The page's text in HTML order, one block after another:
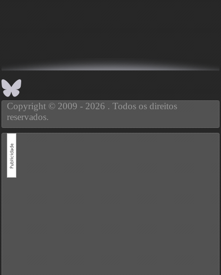
Copyright © 2009 - 2026 . Todos os direitos
reservados.